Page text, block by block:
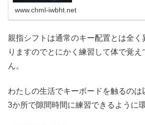
www.chml-iwbht.net
親指シフトは通常のキー配置とは全く
りますのでとにかく練習して体で覚
ん。
わたしの生活でキーボードを触るの
3か所で隙間時間に練習できるように